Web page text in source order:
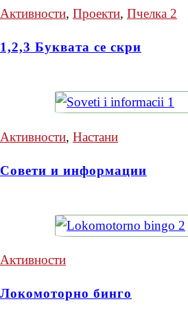
Активности, Проекти, Пчелка 2
1,2,3 Буквата се скри
Активности, Настани
Совети и информации
Активности
Локомоторно бинго